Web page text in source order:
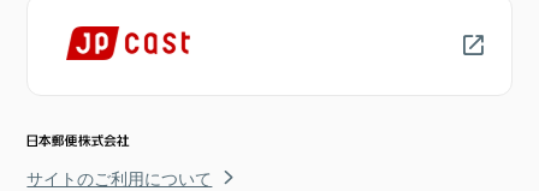
サイトのご利用について